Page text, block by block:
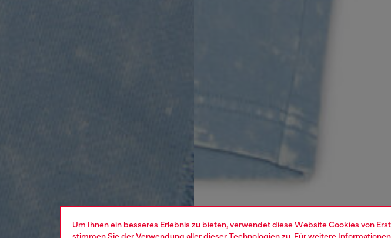
Um Ihnen ein besseres Erlebnis zu bieten, verwendet diese Website Cookies von